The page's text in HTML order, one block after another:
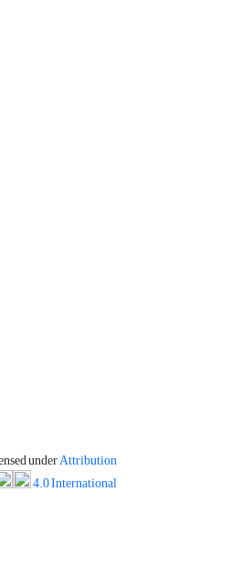
underAttribution
4.0 International